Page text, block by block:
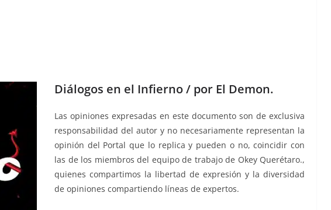
Diálogos en el Infierno / por El Demon.
Las opiniones expresadas en este documento son de exclusiva
responsabilidad del autor y no necesariamente representan la
opinión del Portal que lo replica y pueden o no, coincidir con
las de los miembros del equipo de trabajo de Okey Querétaro.,
quienes compartimos la libertad de expresión y la diversidad
de opiniones compartiendo líneas de expertos.